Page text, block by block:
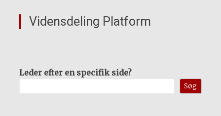
Vidensdeling Platform
Leder efter en specifik side?
Søg